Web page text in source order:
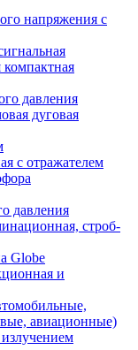
напряжения с
давления
дуговая
с отражателем
давления
строб-
Globe
и
авиационные)